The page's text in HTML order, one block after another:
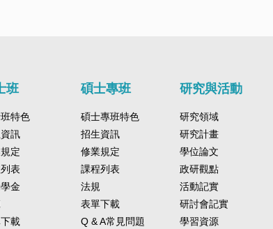
回顧這四個月的交
最初的不安到逐漸
僅在學術與語言能
長，也在人際交流
方面獲得豐富收
碩士的最後一階段
大學交換，是一次
經驗，未來無論面
涯挑戰，我都期許
段期間培養的勇氣
持續突破自我、迎
班
特色
訊
定
表
金
載
碩士專班
碩士專班特色
招生資訊
修業規定
課程列表
法規
表單下載
Q & A常見問題
研究與活動
研究領域
研究計畫
學位論文
政研觀點
活動記實
研討會記實
學習資源